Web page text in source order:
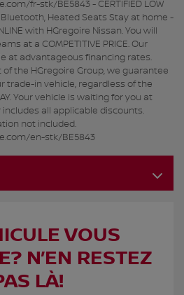
fr-stk/BE5843 - CERTIFIED LOW
Bluetooth, Heated Seats Stay at home -
with HGregoire Nissan. You will
at a COMPETITIVE PRICE. Our
at advantageous financing rates.
the HGregoire Group, we guarantee
trade-in vehicle, regardless of the
Your vehicle is waiting for you at
includes all applicable discounts.
not included.
en-stk/BE5843
VOUS
N’EN RESTEZ
LÀ!